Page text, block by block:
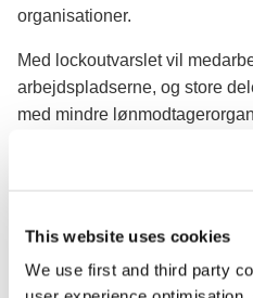
This website uses cookies
We use first and third party
organisationer.
Med lockoutvarslet vil
arbejdspladserne, og store
med mindre
arbejdsgiversiden forinden
staten, kan træde i kraft den
de faglige organisationers